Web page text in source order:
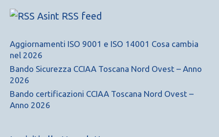
Asint RSS feed
Aggiornamenti ISO 9001 e ISO 14001 Cosa cambia
nel 2026
Bando Sicurezza CCIAA Toscana Nord Ovest – Anno
2026
Bando certificazioni CCIAA Toscana Nord Ovest –
Anno 2026